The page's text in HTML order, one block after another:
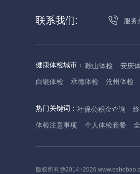
联系我们: 服务
健康体检城市： 鞍山体检 安庆
白银体检
承德体检 沧州体检
抚州体检
佛山体检 防城港体检
哈尔滨体检
淮安体检 杭州体检
河池体检
海口体检 汉中体检
热门关键词： 社保公积金查询
体检注意事项
个人体检套餐
版权所有@2014~2026